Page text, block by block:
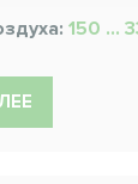
150 ...